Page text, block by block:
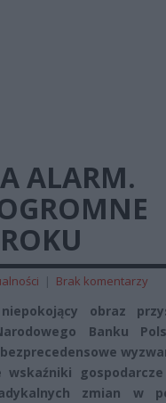
ALARM.
| Brak komentarzy
obraz
Banku
wskaźniki
zmian w